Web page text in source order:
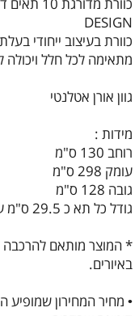
DESIGN
כוורת בעיצוב ייחודי
מתאימה לכל חלל
גוון אורן אטלנטי
מידות :
רוחב 130 ס"מ
עומק 298 ס"מ
גובה 128 ס"מ
גודל כל תא כ 29.5 ס"מ על 29.5 ס"מ
* המוצר מותאם להרכבה
באיורים.
• מחיר המחירון